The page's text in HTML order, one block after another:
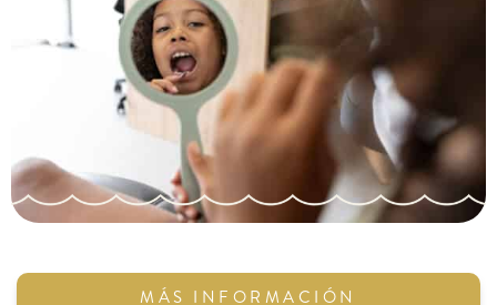
MÁS INFORMACIÓN